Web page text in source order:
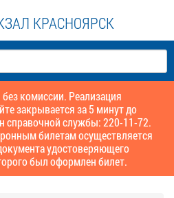
КРАСНОЯРСК
комиссии. Реализация
закрывается за 5 минут до
справочной службы: 220-11-72.
билетам осуществляется
удостоверяющего
был оформлен билет.